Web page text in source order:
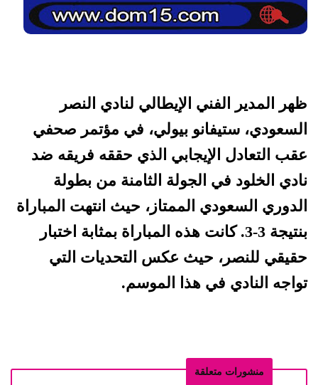
ظهر المدير الفني الإيطالي لنادي النصر
السعودي، ستيفانو بيولي، في مؤتمر صحفي
عقب التعادل الإيجابي الذي حققه فريقه ضد
نادي الخلود في الجولة الثامنة من بطولة
الدوري السعودي الممتاز، حيث انتهت المباراة
بنتيجة 3-3. كانت هذه المباراة بمثابة اختبار
حقيقي للنصر، حيث عكس التحديات التي
تواجه النادي في هذا الموسم.
منشورات متعلقة